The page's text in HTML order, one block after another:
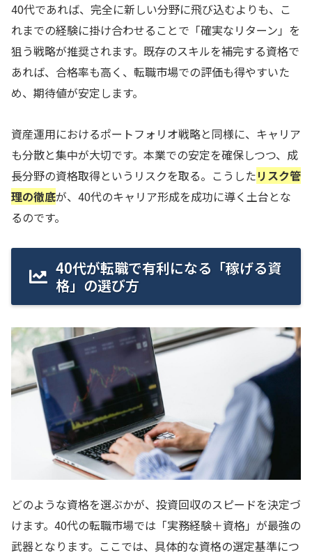
40代であれば、完全に新しい分野に飛び込むよりも、こ
れまでの経験に掛け合わせることで「確実なリターン」を
狙う戦略が推奨されます。既存のスキルを補完する資格で
あれば、合格率も高く、転職市場での評価も得やすいた
め、期待値が安定します。
資産運用におけるポートフォリオ戦略と同様に、キャリア
も分散と集中が大切です。本業での安定を確保しつつ、成
長分野の資格取得というリスクを取る。こうしたリスク管
理の徹底が、40代のキャリア形成を成功に導く土台とな
るのです。
40代が転職で有利になる「稼げる資
格」の選び方
どのような資格を選ぶかが、投資回収のスピードを決定づ
けます。40代の転職市場では「実務経験＋資格」が最強の
武器となります。ここでは、具体的な資格の選定基準につ